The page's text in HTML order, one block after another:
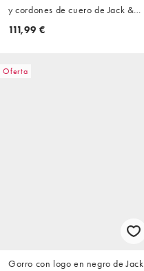
y cordones de cuero de Jack &
Jones
111,99 €
Oferta
Gorro con logo en negro de Jack